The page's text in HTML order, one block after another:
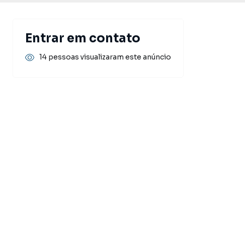
Entrar em contato
14 pessoas visualizaram este anúncio